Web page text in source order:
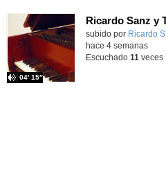
subido por Ricardo S.
04′ 15″
hace 4 semanas
Escuchado 11 veces